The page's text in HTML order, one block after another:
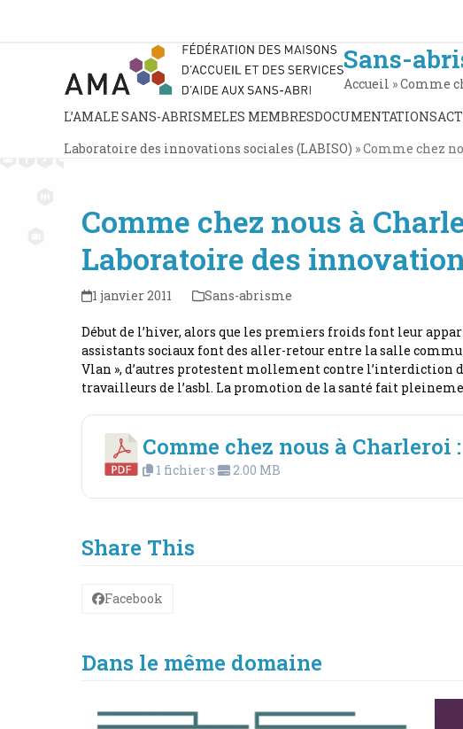
L’AMALE SANS-ABRISMELES MEMBRESDOCUMENTATIONS
Sans-
Accueil »Comme
Laboratoire des innovations sociales (LABISO) »Comme chez
Comme chez nous à
Laboratoire des
1 janvier 2011 Sans-abrisme
Début de l’hiver, alors que les premiers froids font leur
assistants sociaux font des aller-retour entre la salle
Vlan », d’autres protestent mollement contre l’interdiction
travailleurs de l’asbl. La promotion de la santé fait
Comme chez nous à Charleroi
1 fichier·s 2.00 MB
Share This
Facebook
Dans le même domaine